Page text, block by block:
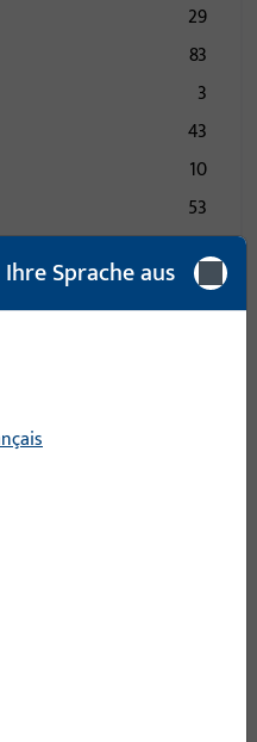
29
83
3
43
10
53
16
60
Sprache aus